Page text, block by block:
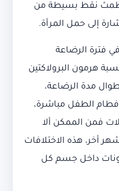
نقط بسيطة من
إلى حمل المرأة.
فترة الرضاعة
هرمون البرولاكتين
مدة الرضاعة،
فطام الطفل مباشرة،
فمن الممكن ألا
أخر، هذه الاختلافات
داخل جسم كل